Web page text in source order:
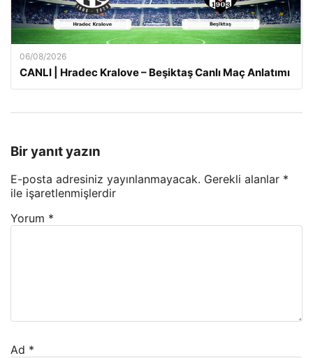
06/08/2026
CANLI | Hradec Kralove – Beşiktaş Canlı Maç Anlatımı
Bir yanıt yazın
E-posta adresiniz yayınlanmayacak. Gerekli alanlar *
ile işaretlenmişlerdir
Yorum *
Ad *